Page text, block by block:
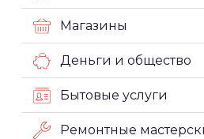
Магазины
Деньги и общество
Бытовые услуги
Ремонтные